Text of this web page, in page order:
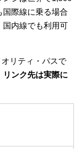
国際線に乗る場合
国内線でも利用可
リティ・パスで
リンク先は実際に